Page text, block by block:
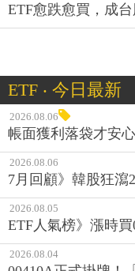
ETF愈跌愈買，成
ETF ‧ 今日最新
2026.08.06
帳面獲利落袋才安
2026.08.06
7月回顧》韓股狂瀉
2026.08.05
ETF人氣榜》漲時
2026.08.04